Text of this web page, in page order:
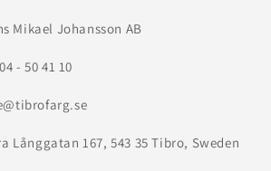
Mikael Johansson AB
- 50 41 10
Långgatan 167, 543 35 Tibro, Sweden